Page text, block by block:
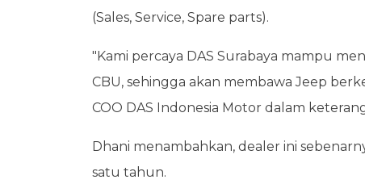
(Sales, Service, Spare parts).
"Kami percaya DAS Surabaya mampu
CBU, sehingga akan membawa Jeep
COO DAS Indonesia Motor dalam
Dhani menambahkan, dealer ini
satu tahun.